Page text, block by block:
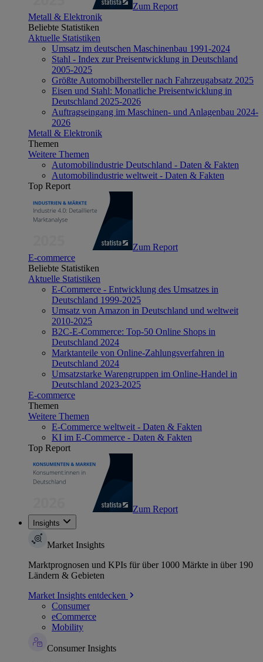
Zum Report
Metall & Elektronik
Beliebte Statistiken
Aktuelle Statistiken
Umsatz im deutschen Maschinenbau 1991-2024
Stahl - Index zur Preisentwicklung in Deutschland
2005-2025
Größte Automobilhersteller nach Fahrzeugabsatz 2025
Eisen und Stahl: Monatliche Preisentwicklung in
Deutschland 2025-2026
Auftragseingang im Maschinen- und Anlagenbau 2024-
2026
Metall & Elektronik
Themen
Weitere Themen
Automobilindustrie Deutschland - Daten & Fakten
Automobilindustrie weltweit - Daten & Fakten
Top Report
Zum Report
E-commerce
Beliebte Statistiken
Aktuelle Statistiken
E-Commerce - Entwicklung des Umsatzes in
Deutschland 1999-2025
Umsatz von Amazon in Deutschland und weltweit
2010-2025
B2C-E-Commerce: Top-50 Online Shops in
Deutschland 2024
Marktanteile von Online-Zahlungsverfahren in
Deutschland 2024
Umsatzstarke Warengruppen im Online-Handel in
Deutschland 2023-2025
E-commerce
Themen
Weitere Themen
E-Commerce weltweit - Daten & Fakten
KI im E-Commerce - Daten & Fakten
Top Report
Zum Report
Insights
Market Insights
Marktprognosen und KPIs für über 1000 Märkte in über 190
Ländern & Gebieten
Market Insights entdecken
Consumer
eCommerce
Mobility
Consumer Insights